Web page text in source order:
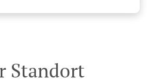
Standort